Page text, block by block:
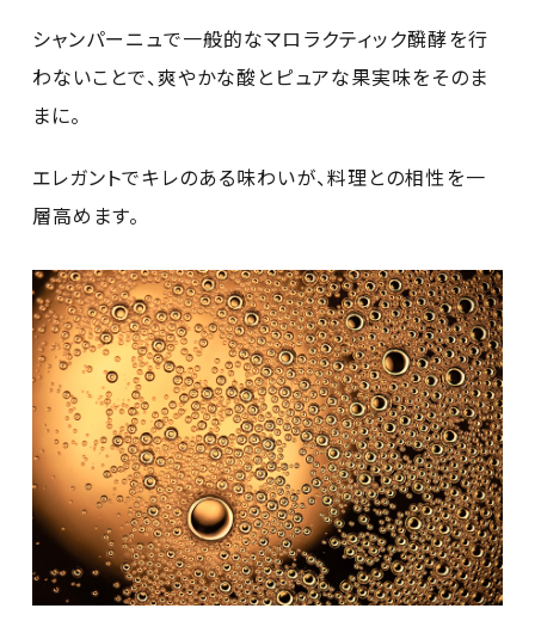
シャンパーニュで一般的なマロラクティック醗酵を行
わないことで、爽やかな酸とピュアな果実味をそのま
まに。
エレガントでキレのある味わいが、料理との相性を一
層高めます。